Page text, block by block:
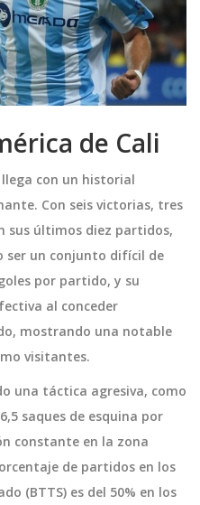
de Cali
con un historial
Con seis victorias, tres
sus últimos diez partidos,
ser un conjunto difícil de
por partido, y su
al conceder
mostrando una notable
visitantes.
una táctica agresiva, como
saques de esquina por
constante en la zona
de partidos en los
(BTTS) es del 50% en los